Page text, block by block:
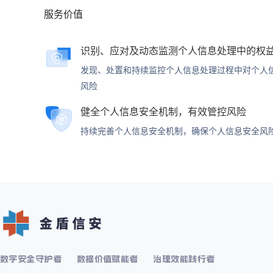
服务价值
识别、应对及动态监测个人信息处理中的权
发现、处置和持续监控个人信息处理过程中对个人
风险
健全个人信息安全机制，有效管控风险
持续完善个人信息安全机制，确保个人信息安全风
数字安全守护者 数据价值赋能者 治理效能践行者